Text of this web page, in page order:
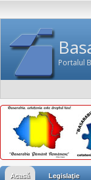
Portalul
Acasă Legislaţie